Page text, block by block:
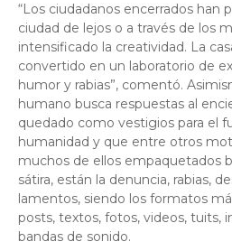
“Los ciudadanos encerrados han
ciudad de lejos o a través de los
intensificado la creatividad. La
convertido en un laboratorio de
humor y rabias”, comentó.
humano busca respuestas al
quedado como vestigios para el
humanidad y que entre otros
muchos de ellos empaquetados
sátira, están la denuncia, rabias,
lamentos, siendo los formatos
posts, textos, fotos, videos, tuits,
bandas de sonido.